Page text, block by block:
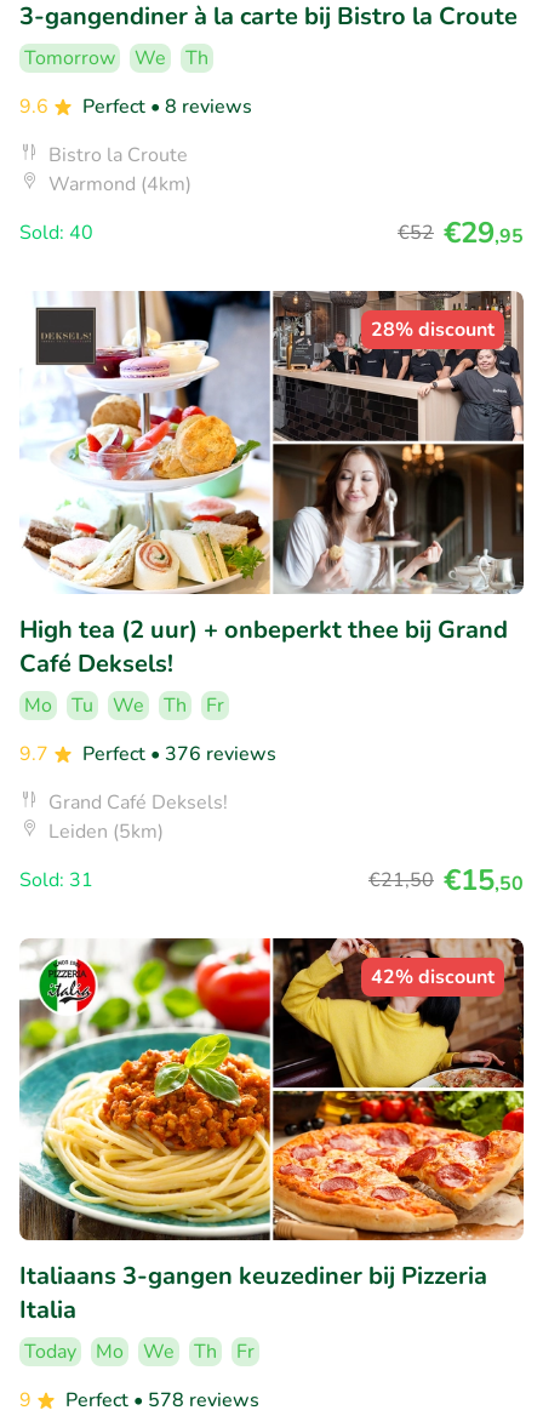
3-gangendiner à la carte bij Bistro la Croute
Tomorrow We
Th
9.6
Perfect • 8 reviews
Bistro la Croute
Warmond (4km)
Sold: 40
€52 €29,95
28% discount
High tea (2 uur) + onbeperkt thee bij Grand
Café Deksels!
Mo Tu We Th
Fr
9.7
Perfect • 376 reviews
Grand Café Deksels!
Leiden (5km)
Sold: 31
€21,50 €15,50
42% discount
Italiaans 3-gangen keuzediner bij Pizzeria
Italia
Today Mo We Th
Fr
9
Perfect • 578 reviews